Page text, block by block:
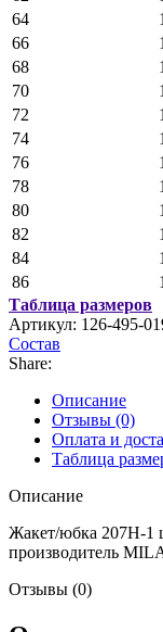
64
66
68
70
72
74
76
78
80
82
84
86
Таблица размеров
Артикул: 126-495-
Состав
Share:
Описание
Отзывы (0)
Оплата и
Таблица
Описание
Жакет/юбка 207Н-
производитель
Отзывы (0)